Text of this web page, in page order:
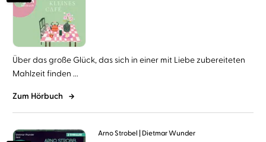
Über das große Glück, das sich in einer mit Liebe zubereiteten
Mahlzeit finden ...
Zum Hörbuch
Arno Strobel Dietmar Wunder